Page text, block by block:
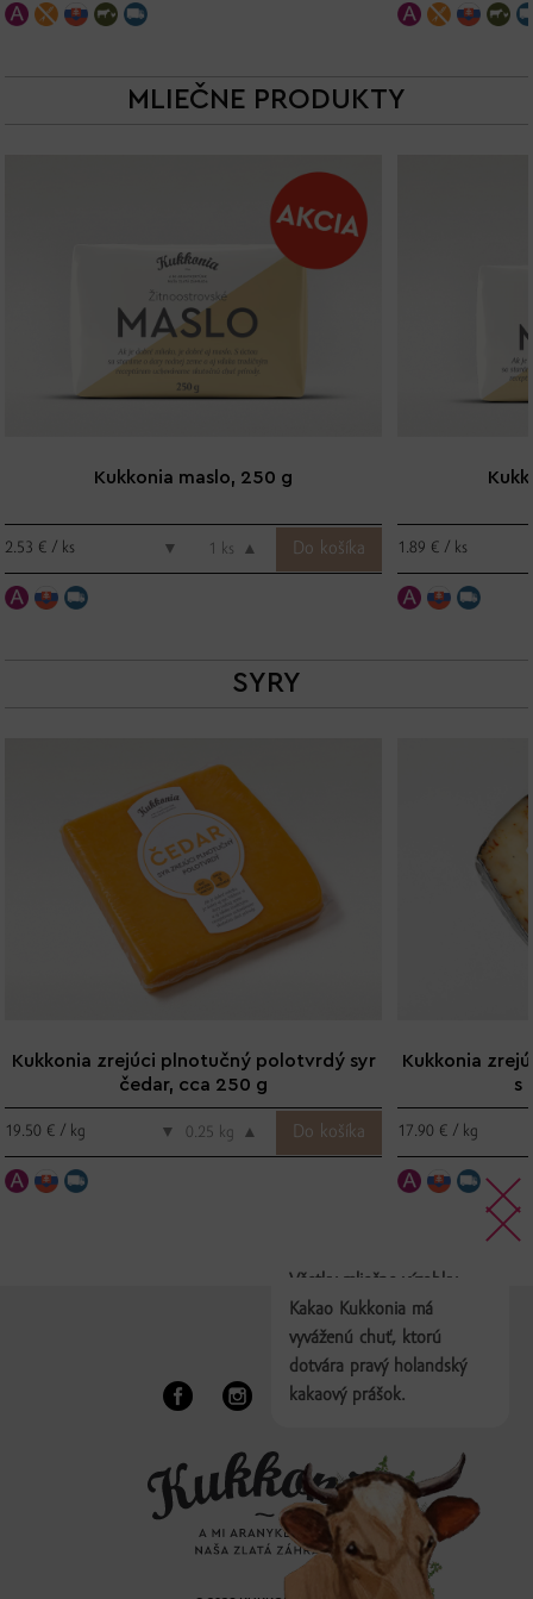
MLIEČNE PRODUKTY
Kukkonia maslo, 250 g
2.53 € / ks ▼ ks ▲ 1.89 € / ks
SYRY
Kukkonia zrejúci plnotučný polotvrdý syr
čedar, cca 250 g
19.50 € / kg ▼ kg ▲
Kukkonia
s
17.90 € / kg
Všetky mliečne výrobky
vyrábame na základe
tradičných receptúr, ktoré
sú nielen zdravé, ale aj
mimoriadne chutné.
Kakao Kukkonia má
vyváženú chuť, ktorú
dotvára pravý holandský
kakaový prášok.